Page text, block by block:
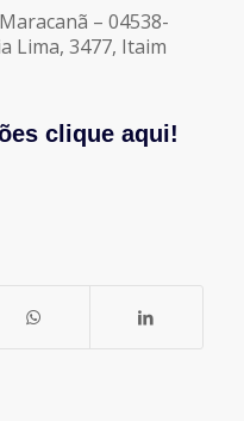
– 04538-
Lima, 3477, Itaim
clique aqui!